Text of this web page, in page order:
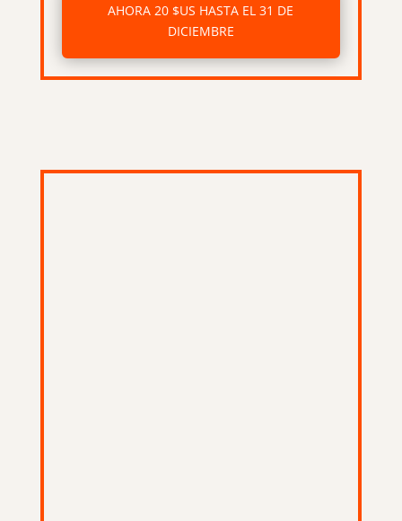
AHORA 20 $US HASTA EL 31 DE
DICIEMBRE